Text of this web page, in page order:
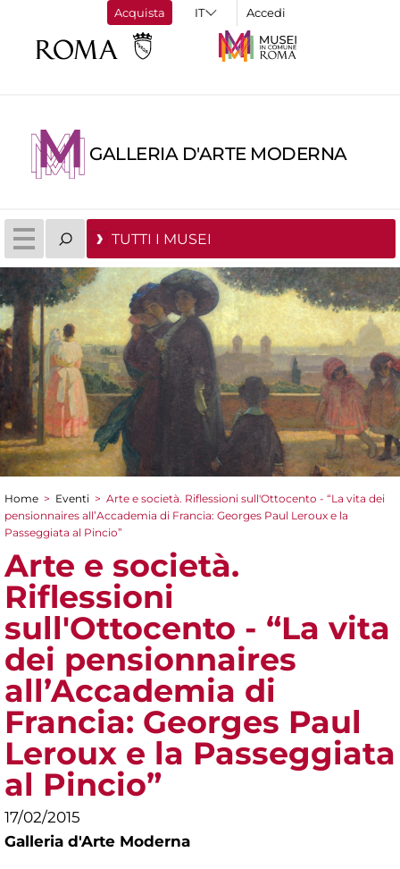
Acquista Accedi
GALLERIA D'ARTE MODERNA
TUTTI I MUSEI
Tu sei qui
Home > Eventi > Arte e società. Riflessioni sull'Ottocento - “La vita dei
pensionnaires all’Accademia di Francia: Georges Paul Leroux e la
Passeggiata al Pincio”
Arte e società.
Riflessioni
sull'Ottocento - “La vita
dei pensionnaires
all’Accademia di
Francia: Georges Paul
Leroux e la Passeggiata
al Pincio”
17/02/2015
Galleria d'Arte Moderna